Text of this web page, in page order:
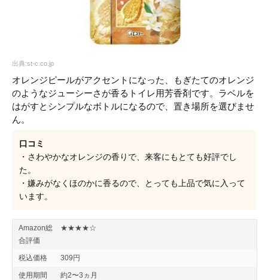
出典:st-c.co.jp
オレンジピールがアクセントになった、もぎたてのオレンジ
のようなジューシーさが香るトイレ用芳香剤です。ラベルを
はがすとシンプルなボトルになるので、置き場所を選びませ
ん。
口コミ
・さわやかなオレンジの香りで、来客にもとても好評でし
た。
・嫌みがなくほのかに香るので、とっても上品で気に入って
います。
Amazon総
合評価
★★★★☆
税込価格 309円
使用期間 約2〜3ヵ月